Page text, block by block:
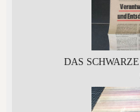
DAS